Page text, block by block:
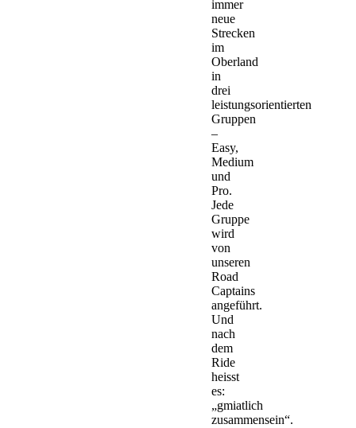
immer
neue
Strecken
im
Oberland
in
drei
leistungsorientierten
Gruppen
–
Easy,
Medium
und
Pro.
Jede
Gruppe
wird
von
unseren
Road
Captains
angeführt.
Und
nach
dem
Ride
heisst
es:
„gmiatlich
zusammensein“.